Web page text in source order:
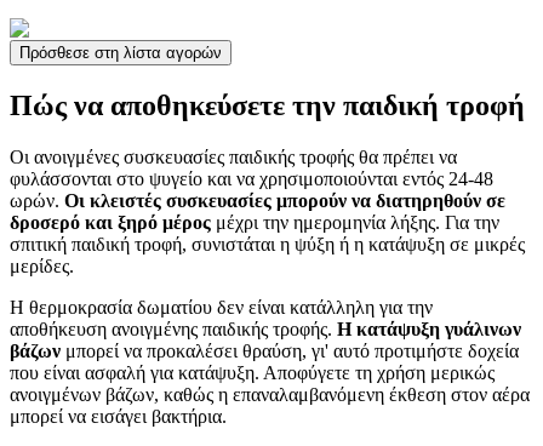
Πρόσθεσε στη λίστα αγορών
Πώς να αποθηκεύσετε την παιδική τροφή
Οι ανοιγμένες συσκευασίες παιδικής τροφής θα πρέπει να
φυλάσσονται στο ψυγείο και να χρησιμοποιούνται εντός 24-48
ωρών. Οι κλειστές συσκευασίες μπορούν να διατηρηθούν σε
δροσερό και ξηρό μέρος μέχρι την ημερομηνία λήξης. Για την
σπιτική παιδική τροφή, συνιστάται η ψύξη ή η κατάψυξη σε μικρές
μερίδες.
Η θερμοκρασία δωματίου δεν είναι κατάλληλη για την
αποθήκευση ανοιγμένης παιδικής τροφής. Η κατάψυξη γυάλινων
βάζων μπορεί να προκαλέσει θραύση, γι' αυτό προτιμήστε δοχεία
που είναι ασφαλή για κατάψυξη. Αποφύγετε τη χρήση μερικώς
ανοιγμένων βάζων, καθώς η επαναλαμβανόμενη έκθεση στον αέρα
μπορεί να εισάγει βακτήρια.